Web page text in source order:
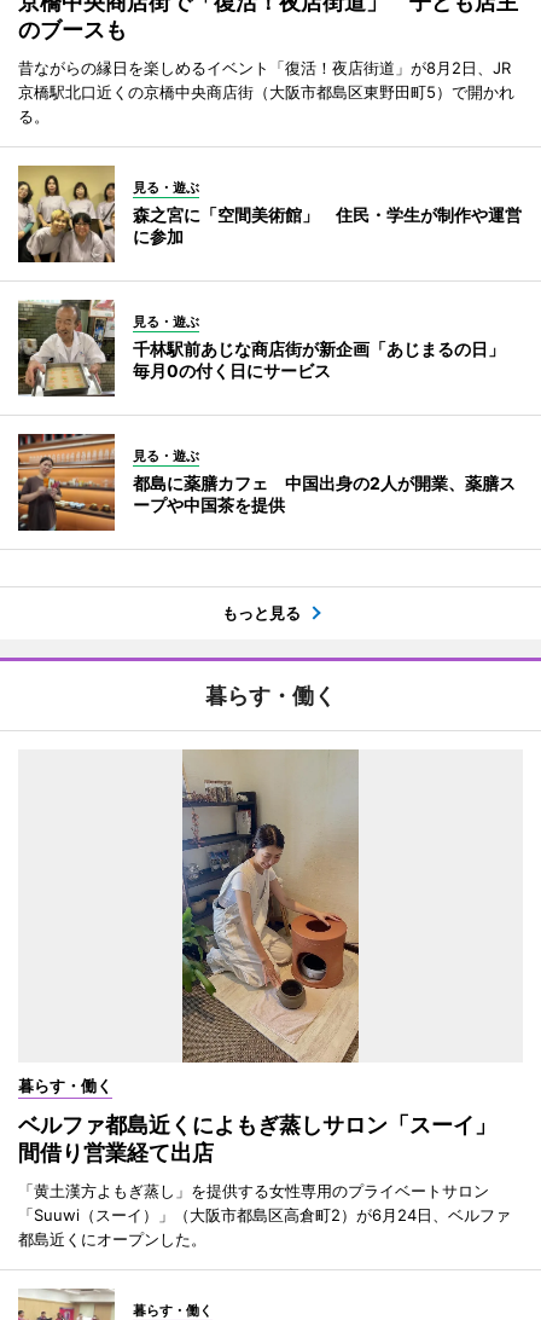
のブースも
昔ながらの縁日を楽しめるイベント「復活！夜店街道」が8月2日、JR
京橋駅北口近くの京橋中央商店街（大阪市都島区東野田町5）で開かれ
る。
見る・遊ぶ
森之宮に「空間美術館」 住民・学生が制作や運営
に参加
見る・遊ぶ
千林駅前あじな商店街が新企画「あじまるの日」
毎月0の付く日にサービス
見る・遊ぶ
都島に薬膳カフェ 中国出身の2人が開業、薬膳ス
ープや中国茶を提供
もっと見る
暮らす・働く
暮らす・働く
ベルファ都島近くによもぎ蒸しサロン「スーイ」
間借り営業経て出店
「黄土漢方よもぎ蒸し」を提供する女性専用のプライベートサロン
「Suuwi（スーイ）」（大阪市都島区高倉町2）が6月24日、ベルファ
都島近くにオープンした。
暮らす・働く